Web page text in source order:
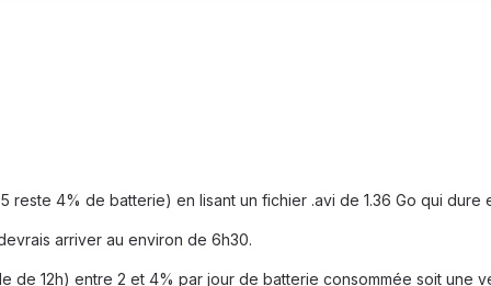
reste 4% de batterie) en lisant un fichier .avi de 1.36 Go qui
arriver au environ de 6h30.
de 12h) entre 2 et 4% par jour de batterie consommée soit une